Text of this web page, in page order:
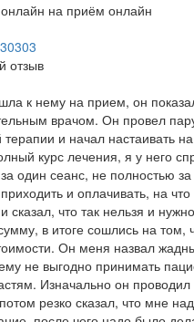
на приём онлайн
отзыв
к нему на прием, он
врачом. Он провел
и начал настаивать
курс лечения, я у него
один сеанс, не полностью
и оплачивать, на
сказал, что так нельзя и
в итоге сошлись на том,
Он меня назвал
не выгодно принимать
Изначально он
резко сказал, что мне